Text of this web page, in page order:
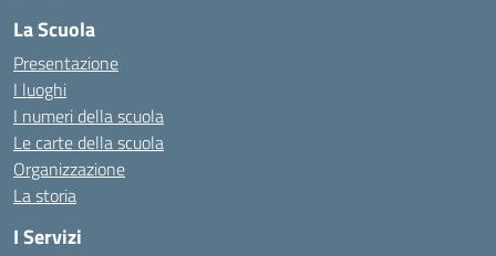
La Scuola
Presentazione
I luoghi
I numeri della scuola
Le carte della scuola
Organizzazione
La storia
I Servizi